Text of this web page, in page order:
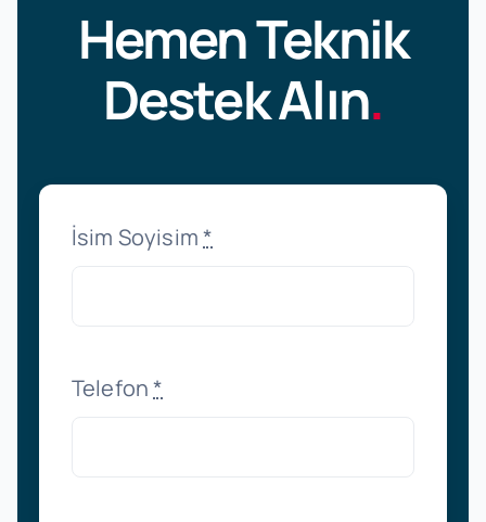
Hemen Teknik
Destek Alın.
İsim Soyisim*
Telefon*